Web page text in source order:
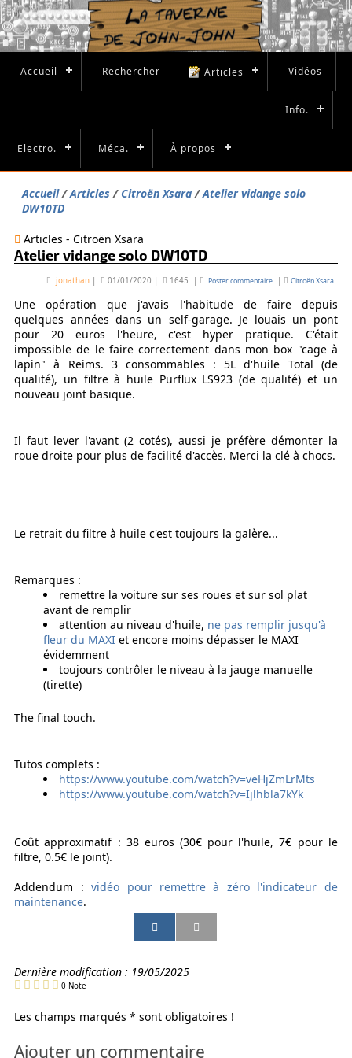
Accueil Rechercher Articles Vidéos
Info.
Electro. Méca. À propos
Accueil Articles Citroën Xsara
Atelier vidange solo
DW10TD
Articles - Citroën Xsara
Atelier vidange solo DW10TD
jonathan | 01/01/2020 | 1645 | Poster commentaire| Citroën Xsara
Une opération que j'avais l'habitude de faire depuis
quelques années dans un self-garage. Je louais un pont
pour 20 euros l'heure, c'est hyper pratique. C'était
impossible de le faire correctement dans mon box "cage à
lapin" à Reims. 3 consommables : 5L d'huile Total (de
qualité), un filtre à huile Purflux LS923 (de qualité) et un
nouveau joint basique.
Il faut lever l'avant (2 cotés), aussi je préfère démonter la
roue droite pour plus de facilité d'accès. Merci la clé à chocs.
Le retrait du filtre à huile c'est toujours la galère...
Remarques :
remettre la voiture sur ses roues et sur sol plat
avant de remplir
attention au niveau d'huile, ne pas remplir jusqu'à
fleur du MAXIet encore moins dépasser le MAXI
évidemment
toujours contrôler le niveau à la jauge manuelle
(tirette)
The final touch.
Tutos complets :
https://www.youtube.com/watch?v=veHjZmLrMts
https://www.youtube.com/watch?v=Ijlhbla7kYk
Coût approximatif : 38 euros (30€ pour l'huile, 7€ pour le
filtre, 0.5€ le joint).
Addendum :vidéo pour remettre à zéro l'indicateur de
maintenance.
a
t
e
p
a
t
e
p
a
e
p
a
e
p
Dernière modification : 19/05/2025
0 Note
Les champs marqués * sont obligatoires !
Ajouter un commentaire